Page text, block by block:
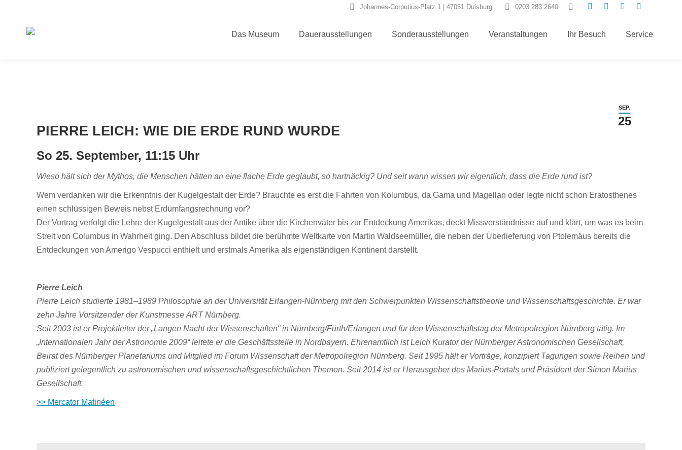
Johannes-Corputius-Platz 1 | 47051 Duisburg 0203 283 2640 Search:
page opensopensopens
Das Museum Dauerausstellungen Sonderausstellungen Veranstaltungen Ihr Besuch Service
SEP.
25
PIERRE LEICH: WIE DIE ERDE RUND WURDE
So 25. September, 11:15 Uhr
Wieso hält sich der Mythos, die Menschen hätten an eine flache Erde geglaubt, so hartnäckig? Und seit wann wissen wir eigentlich, dass die Erde rund ist?
Wem verdanken wir die Erkenntnis der Kugelgestalt der Erde? Brauchte es erst die Fahrten von Kolumbus, da Gama und Magellan oder legte nicht schon Eratosthenes
einen schlüssigen Beweis nebst Erdumfangsrechnung vor?
Der Vortrag verfolgt die Lehre der Kugelgestalt aus der Antike über die Kirchenväter bis zur Entdeckung Amerikas, deckt Missverständnisse auf und klärt, um was es beim
Streit von Columbus in Wahrheit ging. Den Abschluss bildet die berühmte Weltkarte von Martin Waldseemüller, die neben der Überlieferung von Ptolemäus bereits die
Entdeckungen von Amerigo Vespucci enthielt und erstmals Amerika als eigenständigen Kontinent darstellt.
Pierre Leich
Pierre Leich studierte 1981–1989 Philosophie an der Universität Erlangen-Nürnberg mit den Schwerpunkten Wissenschaftstheorie und Wissenschaftsgeschichte. Er war
zehn Jahre Vorsitzender der Kunstmesse ART Nürnberg.
Seit 2003 ist er Projektleiter der „Langen Nacht der Wissenschaften“ in Nürnberg/Fürth/Erlangen und für den Wissenschaftstag der Metropolregion Nürnberg tätig. Im
„Internationalen Jahr der Astronomie 2009“ leitete er die Geschäftsstelle in Nordbayern. Ehrenamtlich ist Leich Kurator der Nürnberger Astronomischen Gesellschaft,
Beirat des Nürnberger Planetariums und Mitglied im Forum Wissenschaft der Metropolregion Nürnberg. Seit 1995 hält er Vorträge, konzipiert Tagungen sowie Reihen und
publiziert gelegentlich zu astronomischen und wissenschaftsgeschichtlichen Themen. Seit 2014 ist er Herausgeber des Marius-Portals und Präsident der Simon Marius
Gesellschaft.
>> Mercator Matinéen